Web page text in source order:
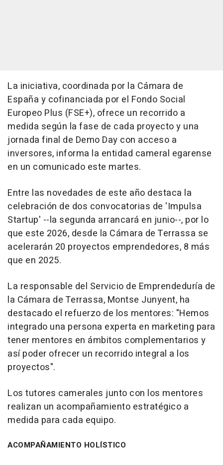
La iniciativa, coordinada por la Cámara de
España y cofinanciada por el Fondo Social
Europeo Plus (FSE+), ofrece un recorrido a
medida según la fase de cada proyecto y una
jornada final de Demo Day con acceso a
inversores, informa la entidad cameral egarense
en un comunicado este martes.
Entre las novedades de este año destaca la
celebración de dos convocatorias de 'Impulsa
Startup' --la segunda arrancará en junio--, por lo
que este 2026, desde la Cámara de Terrassa se
acelerarán 20 proyectos emprendedores, 8 más
que en 2025.
La responsable del Servicio de Emprendeduría de
la Cámara de Terrassa, Montse Junyent, ha
destacado el refuerzo de los mentores: "Hemos
integrado una persona experta en marketing para
tener mentores en ámbitos complementarios y
así poder ofrecer un recorrido integral a los
proyectos".
Los tutores camerales junto con los mentores
realizan un acompañamiento estratégico a
medida para cada equipo.
ACOMPAÑAMIENTO HOLÍSTICO